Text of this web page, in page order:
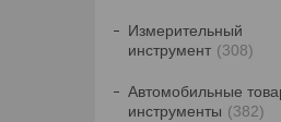
Измерительный
инструмент
308
Автомобильные
инструменты
382